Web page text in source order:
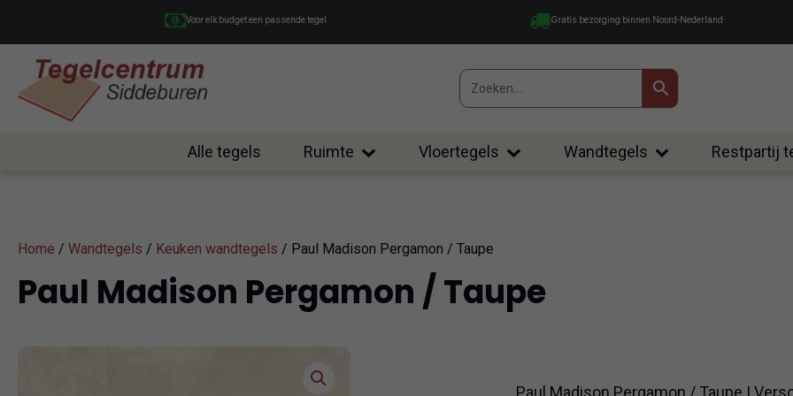
Voor elk budget een passende tegel Gratis bezorging binnen Noord-Nederland
Alle tegels Ruimte Vloertegels Wandtegels Restpartij
Home / Wandtegels / Keuken wandtegels / Paul Madison Pergamon / Taupe
Paul Madison Pergamon / Taupe
Paul Madison Pergamon / Taupe |